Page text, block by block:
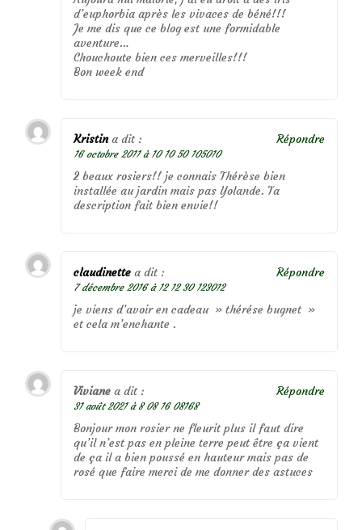
d’euphorbia après les vivaces de béné!!!
Je me dis que ce blog est une formidable
aventure…
Chouchoute bien ces merveilles!!!
Bon week end
Kristin a dit :
16 octobre 2011 à 10 10 50 105010
2 beaux rosiers!! je connais Thérèse bien
installée au jardin mais pas Yolande. Ta
description fait bien envie!!
Répondre
claudinette a dit :
7 décembre 2016 à 12 12 30 123012
je viens d’avoir en cadeau » thérése bugnet »
et cela m’enchante .
Répondre
Viviane a dit :
31 août 2021 à 8 08 16 08168
Bonjour mon rosier ne fleurit plus il faut dire
qu’il n’est pas en pleine terre peut être ça vient
de ça il a bien poussé en hauteur mais pas de
rosé que faire merci de me donner des astuces
Répondre